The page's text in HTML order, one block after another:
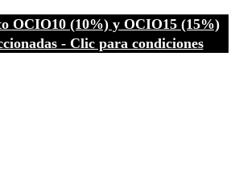
OCIO10 (10%) y OCIO15 (15%)
- Clic para condiciones